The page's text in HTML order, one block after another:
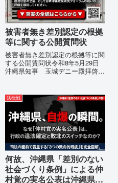
被害者無き差別認定の根拠
等に関する公開質問状
被害者無き差別認定の根拠等に関
する公開質問状令和8年5月29日
沖縄県知事 玉城デニー殿拝啓貴
ます。私は、適正な意見陳述（弁
明）を行うにあたり、沖縄県行政
手続条例第28条で定められた...
法律戦
何故、沖縄県「差別のない
社会づくり条例」による仲
村覚の実名公表は沖縄県の